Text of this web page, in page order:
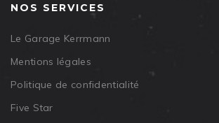
NOS SERVICES
Le Garage Kerrmann
Mentions légales
Politique de confidentialité
Five Star